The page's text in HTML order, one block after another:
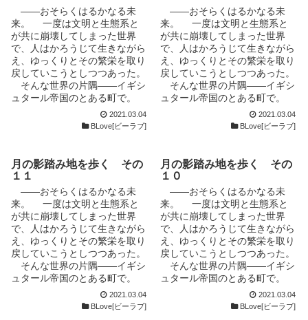
民の男、アンツにぶつけて鬱憤
を晴らそうとするが、その目論
見は完全に失敗に終わる。ユヴ
ュは、偶然から手に入れた、ア
ンツのライフワークともいえる
論文を徹底的にこきおろし、そ
の不備と欠陥とを指摘していた
ぶることでアンツにダメージを
与えてやろうとする。だが、あ
る理由から肉親以外からはこと
ごとく冷たい扱いを受け、まと
の行為はいたぶりではなく、初
めて自分の言葉をまともに受け
止めてくれた人からの、貴重な
示唆に他ならなかったのだ。
まるで予想もしていなかった
アンツの反応に戸惑い、苛立つ
ユヴュ。しかし、自分でもはっ
きりとした理由のわからぬまま
に、なぜだかアンツのもとに通
い続け、友達のようにも見える
付き合いを続けてしまう。まわ
りからは半ば村八分にされてい
るアンツにとって、それは非常
――おそらくはるかなる未
来。 一度は文明と生態系と
が共に崩壊してしまった世界
で、人はかろうじて生きながら
え、ゆっくりとその繁栄を取り
戻していこうとしつつあった。
そんな世界の片隅――イギシ
ュタール帝国のとある町で。
ひょんなことから貴族の男
と、平民の男とが出会う。それ
えていた貴族の男、ユヴュは、
そのやり場のないいらだちを平
民の男、アンツにぶつけて鬱憤
を晴らそうとするが、その目論
見は完全に失敗に終わる。ユヴ
ュは、偶然から手に入れた、ア
ンツのライフワークともいえる
論文を徹底的にこきおろし、そ
の不備と欠陥とを指摘していた
ぶることでアンツにダメージを
与えてやろうとする。だが、あ
る理由から肉親以外からはこと
ごとく冷たい扱いを受け、まと
2021.03.04
BLove[ビーラブ]
――おそらくはるかなる未
来。 一度は文明と生態系と
が共に崩壊してしまった世界
で、人はかろうじて生きながら
え、ゆっくりとその繁栄を取り
戻していこうとしつつあった。
そんな世界の片隅――イギシ
ュタール帝国のとある町で。
ひょんなことから貴族の男
と、平民の男とが出会う。それ
えていた貴族の男、ユヴュは、
そのやり場のないいらだちを平
民の男、アンツにぶつけて鬱憤
を晴らそうとするが、その目論
見は完全に失敗に終わる。ユヴ
ュは、偶然から手に入れた、ア
ンツのライフワークともいえる
論文を徹底的にこきおろし、そ
の不備と欠陥とを指摘していた
ぶることでアンツにダメージを
与えてやろうとする。だが、あ
る理由から肉親以外からはこと
ごとく冷たい扱いを受け、まと
2021.03.04
BLove[ビーラブ]
月の影踏み地を歩く その
１１
――おそらくはるかなる未
来。 一度は文明と生態系と
が共に崩壊してしまった世界
で、人はかろうじて生きながら
え、ゆっくりとその繁栄を取り
戻していこうとしつつあった。
そんな世界の片隅――イギシ
ュタール帝国のとある町で。
ひょんなことから貴族の男
と、平民の男とが出会う。それ
2021.03.04
BLove[ビーラブ]
月の影踏み地を歩く その
１０
――おそらくはるかなる未
来。 一度は文明と生態系と
が共に崩壊してしまった世界
で、人はかろうじて生きながら
え、ゆっくりとその繁栄を取り
戻していこうとしつつあった。
そんな世界の片隅――イギシ
ュタール帝国のとある町で。
ひょんなことから貴族の男
と、平民の男とが出会う。それ
2021.03.04
BLove[ビーラブ]